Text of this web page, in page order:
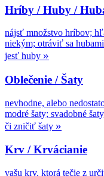
Hríby / Huby /
nájsť množstvo hríbov;
niekým; otráviť sa
jesť huby »
Oblečenie / Šaty
nevhodne, alebo
modré šaty; svadobné
či zničiť šaty »
Krv / Krvácianie
vašu krv, ktorá tečie z